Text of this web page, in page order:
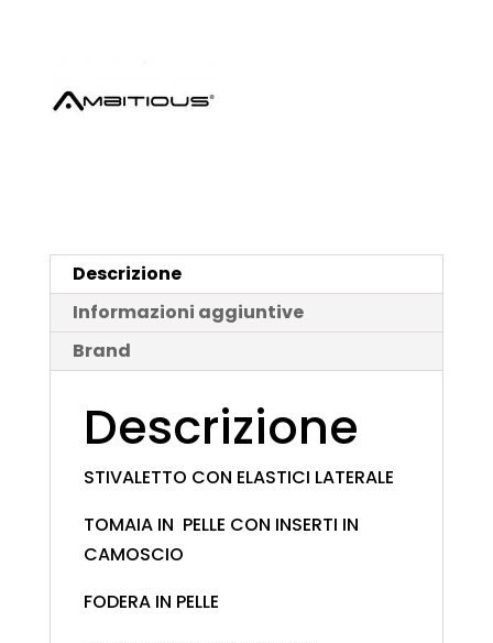
Descrizione
Informazioni aggiuntive
Brand
Descrizione
STIVALETTO CON ELASTICI LATERALE
TOMAIA IN PELLE CON INSERTI IN
CAMOSCIO
FODERA IN PELLE